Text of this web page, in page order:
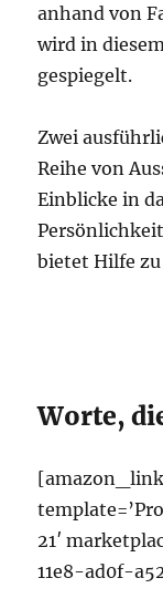
anhand von
wird in
gespiegelt.
Zwei
Reihe von
Einblicke in
bietet Hilfe
Worte,
[amazon_link
21′
11e8-ad0f-